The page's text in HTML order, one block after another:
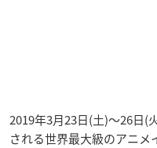
2019年3月23日(土)〜26日(
される世界最大級のアニメ